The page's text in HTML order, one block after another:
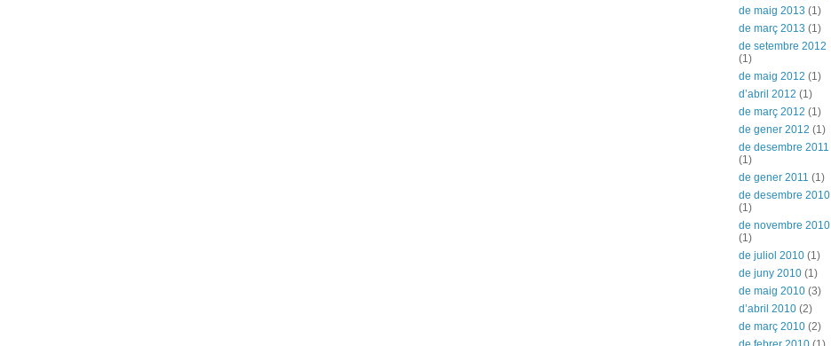
de maig 2013 (1)
de març 2013 (1)
de setembre 2012
(1)
de maig 2012 (1)
d’abril 2012 (1)
de març 2012 (1)
de gener 2012 (1)
de desembre 2011
(1)
de gener 2011 (1)
de desembre 2010
(1)
de novembre 2010
(1)
de juliol 2010 (1)
de juny 2010 (1)
de maig 2010 (3)
d’abril 2010 (2)
de març 2010 (2)